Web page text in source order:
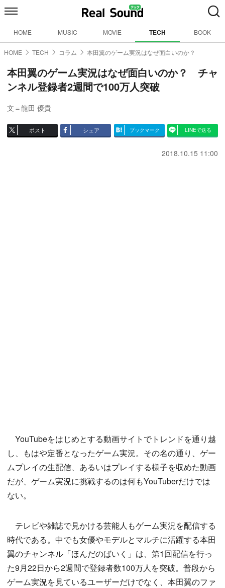
HOME MUSIC MOVIE TECH BOOK
HOME TECH コラム 本田翼のゲーム実況はなぜ面白いのか？
本田翼のゲーム実況はなぜ面白いのか？ チャ
ンネル登録者2週間で100万人突破
文＝龍田 優貴
ポスト シェア ブックマーク LINEで送る
2018.10.15 11:00
YouTubeをはじめとする動画サイトでトレンドを通り越
し、もはや定番となったゲーム実況。その名の通り、ゲー
ムプレイの生配信、あるいはプレイする様子を収めた動画
だが、ゲーム実況に挑戦するのは何もYouTuberだけでは
ない。
テレビや雑誌で見かける芸能人もゲーム実況を配信する
時代である。中でも女優やモデルとマルチに活躍する本田
翼のチャンネル「ほんだのばいく」は、第1回配信を行っ
た9月22日から2週間で登録者数100万人を突破。普段から
ゲーム実況を見ているユーザーだけでなく、本田翼のファ